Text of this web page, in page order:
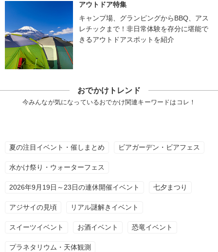
アウトドア特集
キャンプ場、グランピングからBBQ、アス
レチックまで！非日常体験を存分に堪能で
きるアウトドアスポットを紹介
おでかけトレンド
今みんなが気になっているおでかけ関連キーワードはコレ！
夏の注目イベント・催しまとめ ビアガーデン・ビアフェス
水かけ祭り・ウォーターフェス
2026年9月19日～23日の連休開催イベント 七夕まつり
アジサイの見頃 リアル謎解きイベント
スイーツイベント お酒イベント 恐竜イベント
プラネタリウム・天体観測